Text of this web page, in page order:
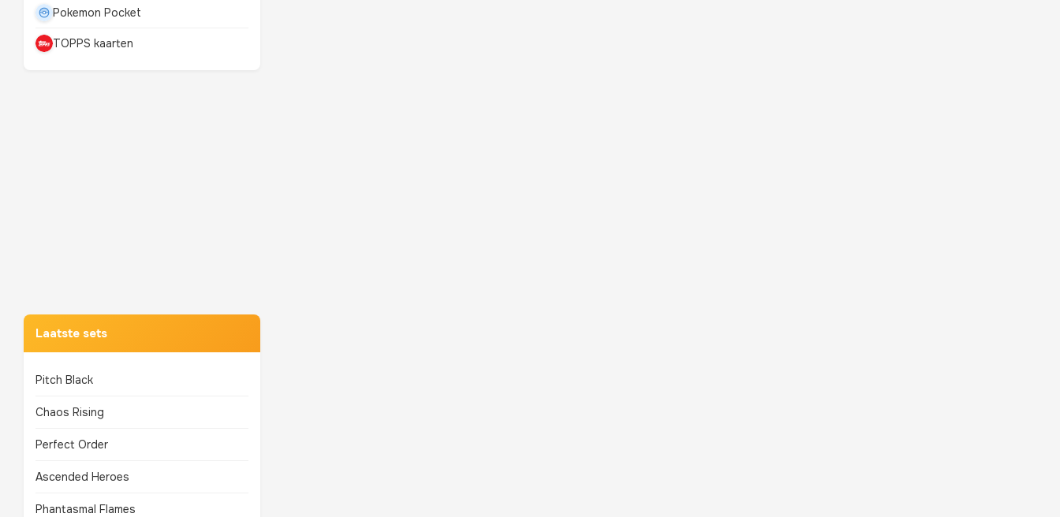
Pokemon Pocket
TOPPS kaarten
TOP 10 POKEMON
Laatste sets
Pitch Black
Chaos Rising
Perfect Order
Ascended Heroes
Phantasmal Flames